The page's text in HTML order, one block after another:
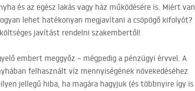
és az egész lakás vagy ház működésére is. Miért van
lehet hatékonyan megjavítani a csöpögő kifolyót?
javítást rendelni szakembertől!
embert meggyőz – mégpedig a pénzügyi érvvel. A
felhasznált víz mennyiségének növekedéséhez
jellegű hiba, ha magára hagyjuk (és többnyire így is